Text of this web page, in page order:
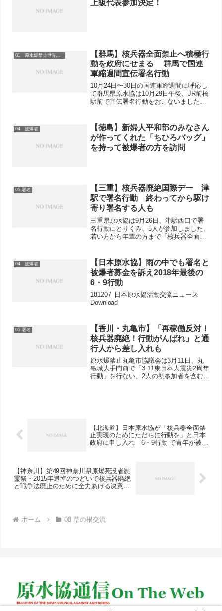
上級代表参加決定！
01 原水爆禁止世界大会
【群馬】核兵器全面禁止へ積極行
動を政府にせまる 群馬で国連
軍縮週間宣伝署名行動
10月24日〜30日の国連軍縮週間に呼応し
て群馬県原水協は10月29日午後、JR前橋
駅前で宣伝署名行動をおこないました。
が参加しました。真砂代表理事らがマイ
クを持って、...
04 被爆者
【徳島】新婦人平和部のみなさん
が作ってくれた「ちひろバッグ」
を持って被爆者の方を訪問
05 署名
【三重】核兵器廃絶国際デー 津
駅で署名行動 終わってから駆け
寄り署名する人も
三重県原水協は9月26日、津駅西口で署
名行動にとりくみ、5人が参加しました。
若い方から年輩の方まで「核兵器全面禁
寄り署名してくれる人もいました。
04 被爆者
【日本原水協】雨の中でも署名と
被爆者募金を訴え2018年最後の
6・9行動
181207_日本原水協活動交流ニュース
Download
05 署名
【香川・丸亀市】「再稼働反対！
核兵器廃絶！行動がんばれ」と通
行人から差し入れも
原水爆禁止丸亀市協議会は3月11日、丸
亀城大手門前で「3.11東日本大震災2周年
行動」を行ない、2人の初参加者を含む6
【北海道】日本原水協が「核兵器全面禁
止実現のためにただちに行動を」と日本
政府に申し入れ 6・9行動 で青年が被爆
【神奈川】第49回神奈川県原爆死没者慰
霊祭・2015年追悼のつどいで核兵器廃絶
と戦争法廃止のために全力あげる決意を
ホーム 08 草の根交流